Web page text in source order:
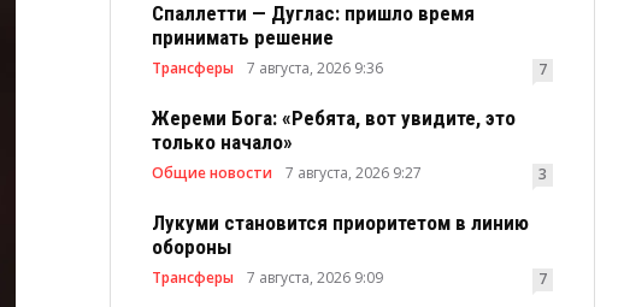
Спаллетти — Дуглас: пришло время
принимать решение
Трансферы 7 августа, 2026 9:36 7
Жереми Бога: «Ребята, вот увидите, это
только начало»
Общие новости 7 августа, 2026 9:27 3
Лукуми становится приоритетом в линию
обороны
Трансферы 7 августа, 2026 9:09 7